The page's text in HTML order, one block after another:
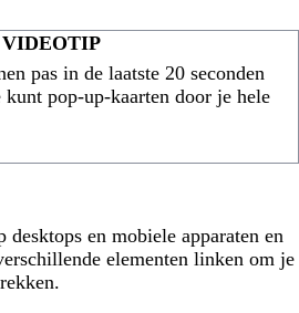
VIDEOTIP
pas in de laatste 20 seconden
pop-up-kaarten door je hele
desktops en mobiele apparaten en
elementen linken om je